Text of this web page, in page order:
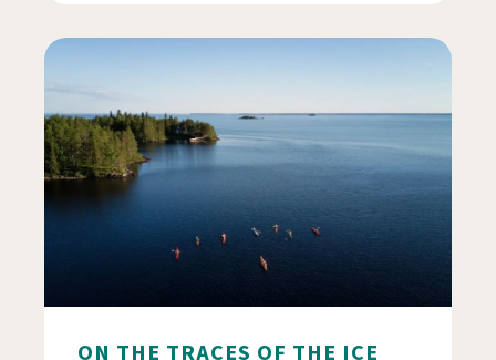
ON THE TRACES OF THE ICE